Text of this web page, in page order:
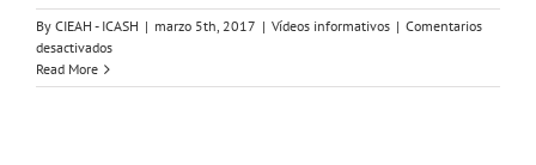
By CIEAH - ICASH | marzo 5th, 2017 | Vídeos informativos | Comentarios
desactivadosen
hídricas
Read More